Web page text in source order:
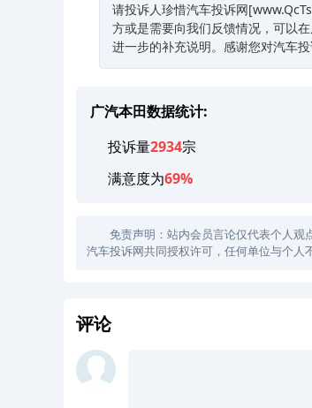
请投诉人珍惜汽车投诉网
方或是需要向我们反馈情况，可以
进一步的补充说明。感谢您对汽车
广汽本田数据统计:
投诉量2934宗
满意度为69%
免责声明：站内会员言论仅代表个人观
汽车投诉网共同授权许可，任何单位与个人
评论